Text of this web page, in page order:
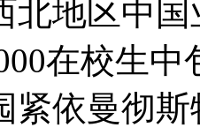
北地区中
在校生
紧依曼彻